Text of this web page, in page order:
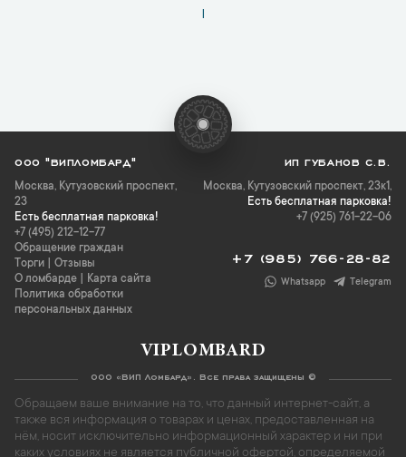
1
ООО "ВИПЛОМБАРД"
Москва, Кутузовский проспект,
23
Есть бесплатная парковка!
+7 (495) 212-12-77
Обращение граждан
Торги
Отзывы
О ломбарде
Карта сайта
Политика обработки
персональных данных
ИП ГУБАНОВ С.В.
Москва, Кутузовский проспект, 23к1,
Есть бесплатная парковка!
+7 (925) 761-22-06
+7 (985) 766-28-82
Whatsapp Telegram
VIPLOMBARD
ООО «ВИП Ломбард». Все права защищены ©
Обращаем ваше внимание на то, что данный интернет-сайт, а
также вся информация о товарах и ценах, предоставленная на
нём, носит исключительно информационный характер и ни при
каких условиях не является публичной офертой, определяемой